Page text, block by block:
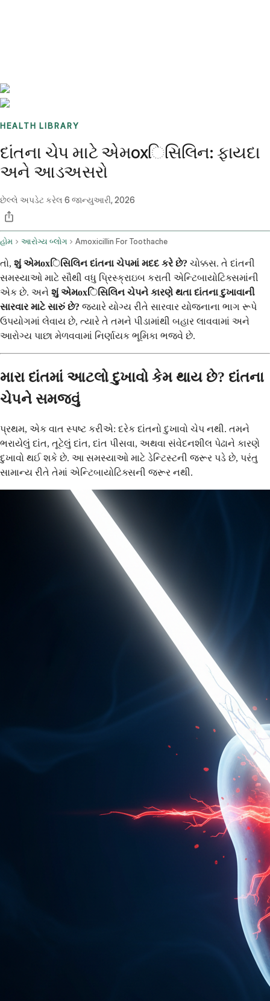
HEALTH LIBRARY
દાંતના ચેપ માટે એમoxિસિલિન: ફાયદા
અને આડઅસરો
છેલ્લે અપડેટ કરેલ 6 જાન્યુઆરી, 2026
હોમ આરોગ્ય બ્લોગ Amoxicillin For Toothache
તો, શું એમoxિસિલિન દાંતના ચેપમાં મદદ કરે છે? ચોક્કસ. તે દાંતની
સમસ્યાઓ માટે સૌથી વધુ પ્રિસ્ક્રાઇબ કરાતી એન્ટિબાયોટિક્સમાંની
એક છે. અને શું એમoxિસિલિન ચેપને કારણે થતા દાંતના દુખાવાની
સારવાર માટે સારું છે? જ્યારે યોગ્ય રીતે સારવાર યોજનાના ભાગ રૂપે
ઉપયોગમાં લેવાય છે, ત્યારે તે તમને પીડામાંથી બહાર લાવવામાં અને
આરોગ્ય પાછા મેળવવામાં નિર્ણાયક ભૂમિકા ભજવે છે.
મારા દાંતમાં આટલો દુખાવો કેમ થાય છે? દાંતના
ચેપને સમજવું
પ્રથમ, એક વાત સ્પષ્ટ કરીએ: દરેક દાંતનો દુખાવો ચેપ નથી. તમને
ભરાયેલું દાંત, તૂટેલું દાંત, દાંત પીસવા, અથવા સંવેદનશીલ પેઢાને કારણે
દુખાવો થઈ શકે છે. આ સમસ્યાઓ માટે ડેન્ટિસ્ટની જરૂર પડે છે, પરંતુ
સામાન્ય રીતે તેમાં એન્ટિબાયોટિક્સની જરૂર નથી.